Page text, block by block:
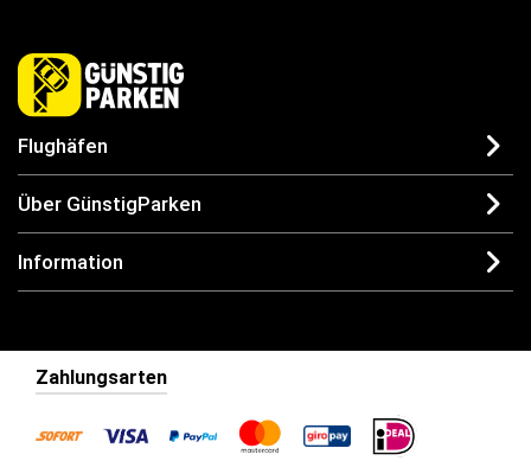
Flughäfen
Über GünstigParken
Information
Zahlungsarten